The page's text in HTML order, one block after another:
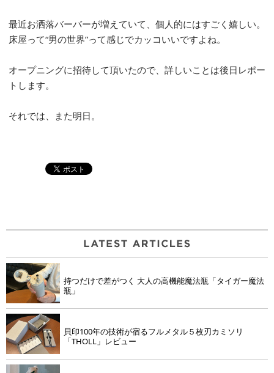
最近お洒落バーバーが増えていて、個人的にはすごく嬉しい。
床屋って“男の世界”って感じでカッコいいですよね。
オープニングに招待して頂いたので、詳しいことは後日レポー
トします。
それでは、また明日。
持つだけで差がつく 大人の高機能魔法瓶「タイガー魔法
瓶」
貝印100年の技術が宿るフルメタル５枚刃カミソリ
「THOLL」レビュー